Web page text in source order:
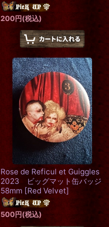
200円(税込)
Rose de Reficul et Guiggles
2023 ビッグマット缶バッジ
58mm [Red Velvet]
500円(税込)